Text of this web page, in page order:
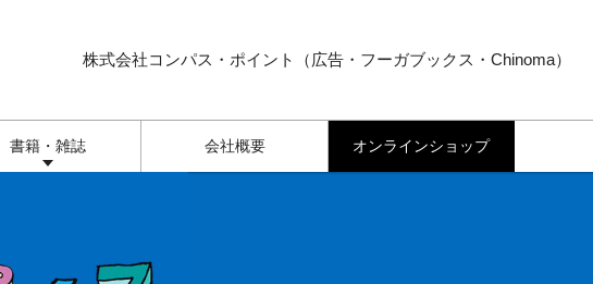
株式会社コンパス・ポイント（広告・フーガブックス・Chinoma）
書籍・雑誌 会社概要 オンラインショップ